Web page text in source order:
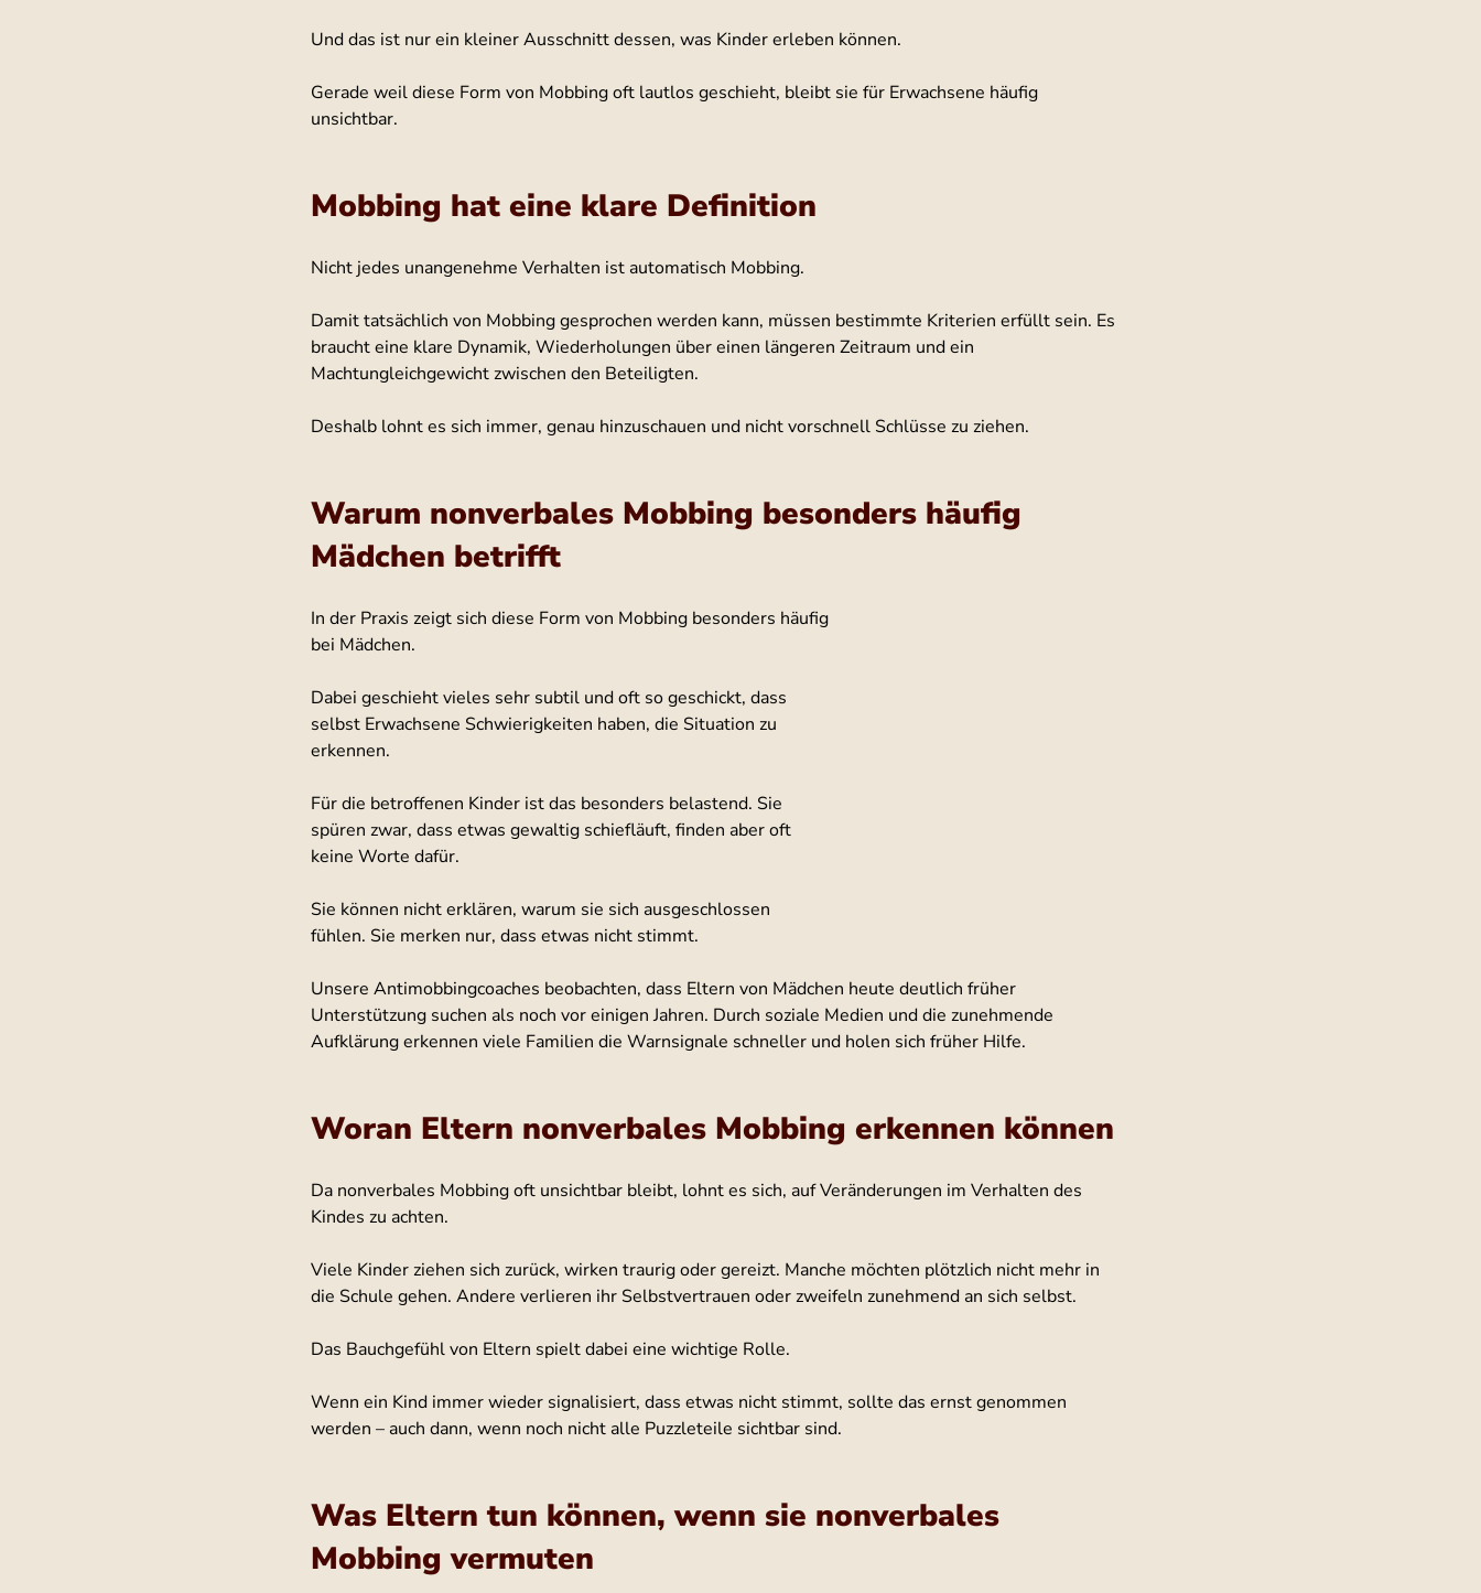
Und das ist nur ein kleiner Ausschnitt dessen, was Kinder erleben können.
Gerade weil diese Form von Mobbing oft lautlos geschieht, bleibt sie für Erwachsene häufig
unsichtbar.
Mobbing hat eine klare Definition
Nicht jedes unangenehme Verhalten ist automatisch Mobbing.
Damit tatsächlich von Mobbing gesprochen werden kann, müssen bestimmte Kriterien erfüllt sein. Es
braucht eine klare Dynamik, Wiederholungen über einen längeren Zeitraum und ein
Machtungleichgewicht zwischen den Beteiligten.
Deshalb lohnt es sich immer, genau hinzuschauen und nicht vorschnell Schlüsse zu ziehen.
Warum nonverbales Mobbing besonders häufig
Mädchen betrifft
In der Praxis zeigt sich diese Form von Mobbing besonders häufig
bei Mädchen.
Dabei geschieht vieles sehr subtil und oft so geschickt, dass
selbst Erwachsene Schwierigkeiten haben, die Situation zu
erkennen.
Für die betroffenen Kinder ist das besonders belastend. Sie
spüren zwar, dass etwas gewaltig schiefläuft, finden aber oft
keine Worte dafür.
Sie können nicht erklären, warum sie sich ausgeschlossen
fühlen. Sie merken nur, dass etwas nicht stimmt.
Unsere Antimobbingcoaches beobachten, dass Eltern von Mädchen heute deutlich früher
Unterstützung suchen als noch vor einigen Jahren. Durch soziale Medien und die zunehmende
Aufklärung erkennen viele Familien die Warnsignale schneller und holen sich früher Hilfe.
Woran Eltern nonverbales Mobbing erkennen können
Da nonverbales Mobbing oft unsichtbar bleibt, lohnt es sich, auf Veränderungen im Verhalten des
Kindes zu achten.
Viele Kinder ziehen sich zurück, wirken traurig oder gereizt. Manche möchten plötzlich nicht mehr in
die Schule gehen. Andere verlieren ihr Selbstvertrauen oder zweifeln zunehmend an sich selbst.
Das Bauchgefühl von Eltern spielt dabei eine wichtige Rolle.
Wenn ein Kind immer wieder signalisiert, dass etwas nicht stimmt, sollte das ernst genommen
werden – auch dann, wenn noch nicht alle Puzzleteile sichtbar sind.
Was Eltern tun können, wenn sie nonverbales
Mobbing vermuten